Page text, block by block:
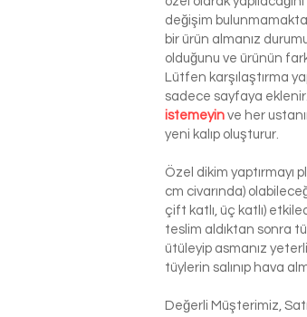
değişim
bir ürün almanız
olduğunu ve ürünün
Lütfen karşılaştırma
sadece sayfaya
istemeyin ve her
yeni kalıp oluşturur.
Özel dikim yaptırmayı
cm civarında)
çift katlı, üç katlı)
teslim aldıktan sonra
ütüleyip asmanız
tüylerin salınıp hava
Değerli Müşterimiz,